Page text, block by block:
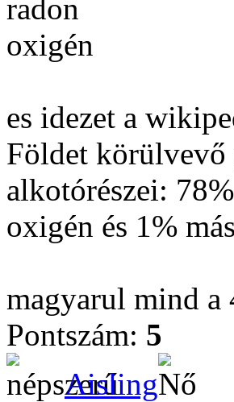
radon
oxigén
es idezet a
Földet körülvevő
alkotórészei:
oxigén és 1%
magyarul mind a
Pontszám: 5
Aisling